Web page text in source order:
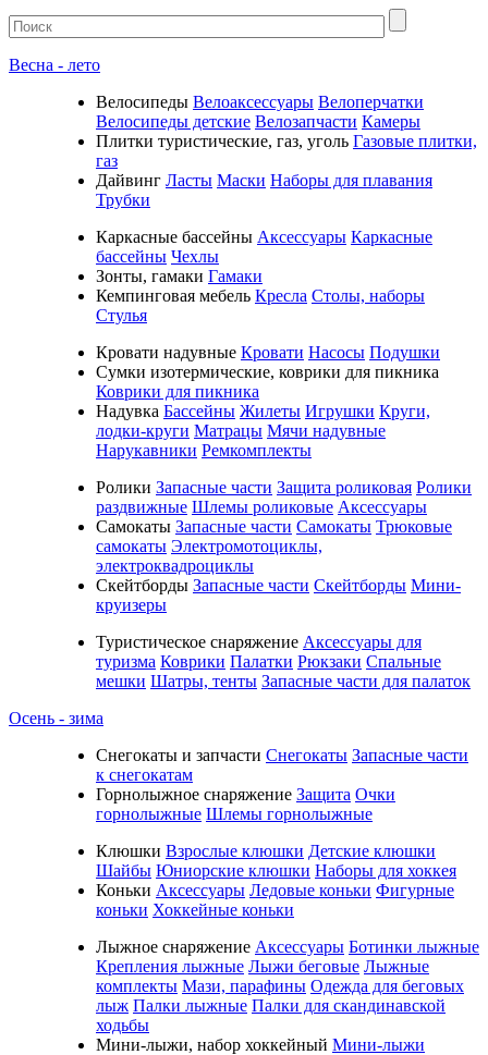
Весна - лето
Велосипеды Велоаксессуары Велоперчатки
Велосипеды детские Велозапчасти Камеры
Плитки туристические, газ, уголь Газовые плитки,
газ
Дайвинг Ласты Маски Наборы для плавания
Трубки
Каркасные бассейны Аксессуары Каркасные
бассейны Чехлы
Зонты, гамаки Гамаки
Кемпинговая мебель Кресла Столы, наборы
Стулья
Кровати надувные Кровати Насосы Подушки
Cумки изотермические, коврики для пикника
Коврики для пикника
Надувка Бассейны Жилеты Игрушки Круги,
лодки-круги Матрацы Мячи надувные
Нарукавники Ремкомплекты
Ролики Запасные части Защита роликовая Ролики
раздвижные Шлемы роликовые Аксессуары
Самокаты Запасные части Самокаты Трюковые
самокаты Электромотоциклы,
электроквадроциклы
Скейтборды Запасные части Скейтборды Мини-
круизеры
Туристическое снаряжение Аксессуары для
туризма Коврики Палатки Рюкзаки Спальные
мешки Шатры, тенты Запасные части для палаток
Осень - зима
Cнегокаты и запчасти Снегокаты Запасные части
к снегокатам
Горнолыжное снаряжение Защита Очки
горнолыжные Шлемы горнолыжные
Клюшки Взрослые клюшки Детские клюшки
Шайбы Юниорские клюшки Наборы для хоккея
Коньки Аксессуары Ледовые коньки Фигурные
коньки Хоккейные коньки
Лыжное снаряжение Аксессуары Ботинки лыжные
Крепления лыжные Лыжи беговые Лыжные
комплекты Мази, парафины Одежда для беговых
лыж Палки лыжные Палки для скандинавской
ходьбы
Мини-лыжи, набор хоккейный Мини-лыжи